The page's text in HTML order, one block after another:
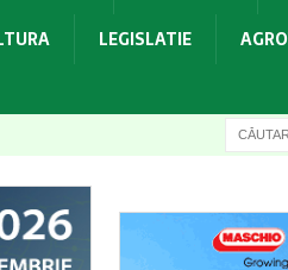
LEGISLATIE